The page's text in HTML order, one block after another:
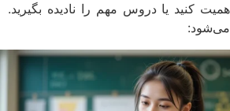
یا دروس مهم را نادیده بگیرید.